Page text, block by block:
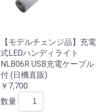
【モデルチェンジ品】充電
式LEDハンディライト
NLB06R USB充電ケーブル
付 (日機直販)
￥7,700
数量